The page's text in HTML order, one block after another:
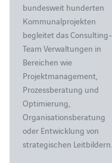
bundesweit hunderten
Kommunalprojekten
begleitet das Consulting-
Team Verwaltungen in
Bereichen wie
Projektmanagement,
Prozessberatung und
Optimierung,
Organisationsberatung
oder Entwicklung von
strategischen Leitbildern.